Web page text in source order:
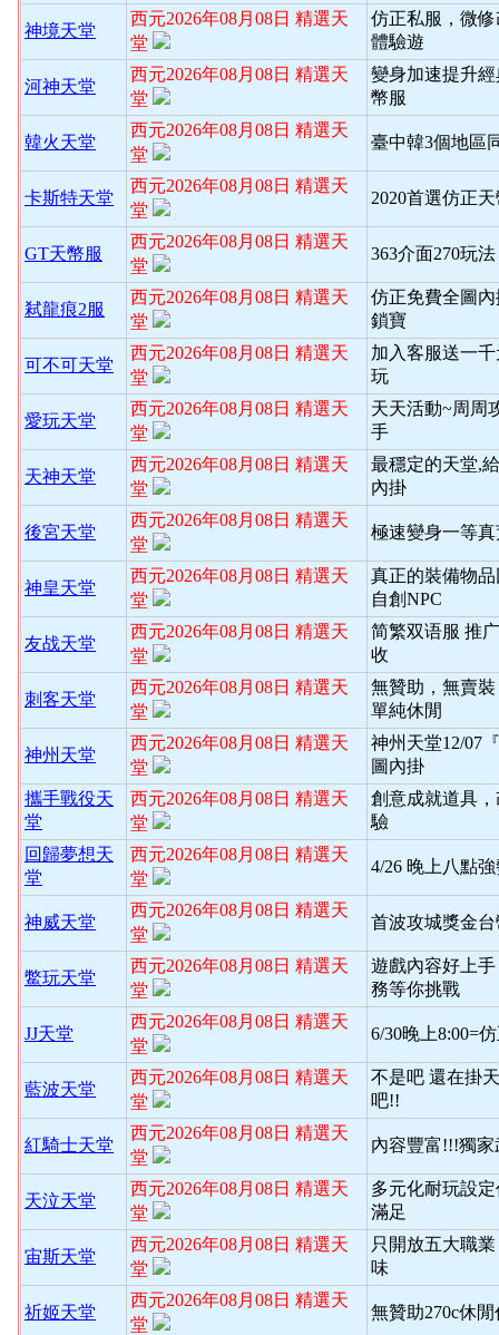
神境天堂
西元2026年08月08日 精選天
堂
仿正私服，微
體驗遊
河神天堂
西元2026年08月08日 精選天
堂
變身加速提升
幣服
韓火天堂
西元2026年08月08日 精選天
堂
臺中韓3個地區
卡斯特天堂
西元2026年08月08日 精選天
堂
2020首選仿正
GT天幣服
西元2026年08月08日 精選天
堂
363介面270玩
弒龍痕2服
西元2026年08月08日 精選天
堂
仿正免費全圖
鎖寶
可不可天堂
西元2026年08月08日 精選天
堂
加入客服送一
玩
愛玩天堂
西元2026年08月08日 精選天
堂
天天活動~周周
手
天神天堂
西元2026年08月08日 精選天
堂
最穩定的天堂,
內掛
後宮天堂
西元2026年08月08日 精選天
堂
極速變身一等
神皇天堂
西元2026年08月08日 精選天
堂
真正的裝備物
自創NPC
友战天堂
西元2026年08月08日 精選天
堂
简繁双语服 推
收
刺客天堂
西元2026年08月08日 精選天
堂
無贊助，無賣
單純休閒
神州天堂
西元2026年08月08日 精選天
堂
神州天堂12/07
圖內掛
攜手戰役天
堂
西元2026年08月08日 精選天
堂
創意成就道具
驗
回歸夢想天
堂
西元2026年08月08日 精選天
堂
4/26 晚上八點
神威天堂
西元2026年08月08日 精選天
堂
首波攻城獎金台
鱉玩天堂
西元2026年08月08日 精選天
堂
遊戲內容好上
務等你挑戰
JJ天堂
西元2026年08月08日 精選天
堂
6/30晚上8:00=
藍波天堂
西元2026年08月08日 精選天
堂
不是吧 還在掛
吧!!
紅騎士天堂
西元2026年08月08日 精選天
堂
內容豐富!!!獨
天泣天堂
西元2026年08月08日 精選天
堂
多元化耐玩設
滿足
宙斯天堂
西元2026年08月08日 精選天
堂
只開放五大職
味
祈姬天堂
西元2026年08月08日 精選天
堂
無贊助270c休閒